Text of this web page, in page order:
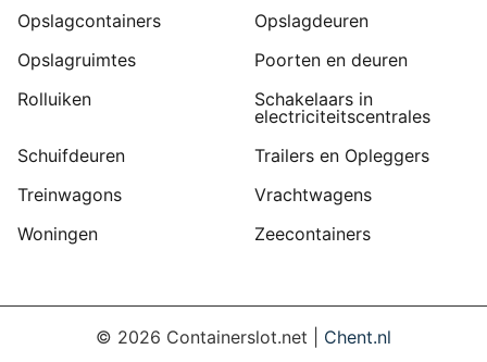
Opslagcontainers
Opslagdeuren
Opslagruimtes
Poorten en deuren
Rolluiken
Schakelaars in
electriciteitscentrales
Schuifdeuren
Trailers en Opleggers
Treinwagons
Vrachtwagens
Woningen
Zeecontainers
© 2026 Containerslot.net | Chent.nl